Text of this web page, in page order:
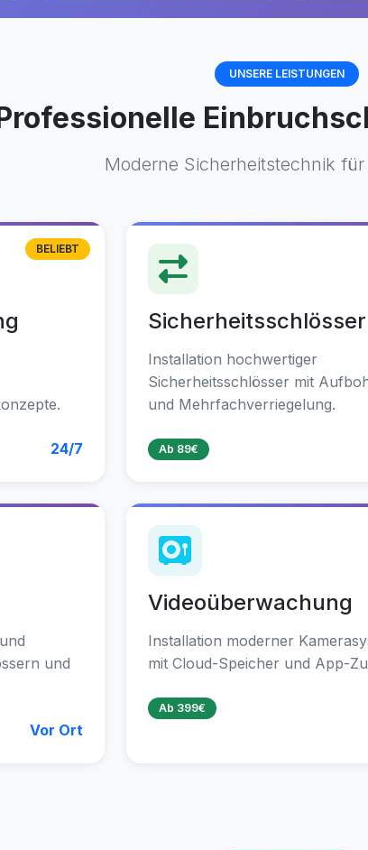
UNSERE LEISTUNGEN
Moderne Sicherheitstechnik
24/7
BELIEBT
Sicherheitsschlösser
Installation hochwertiger
Sicherheitsschlösser mit
und Mehrfachverriegelung.
Ab 89€
und
Vor Ort
Videoüberwachung
Installation moderner
mit Cloud-Speicher und App-
Ab 399€